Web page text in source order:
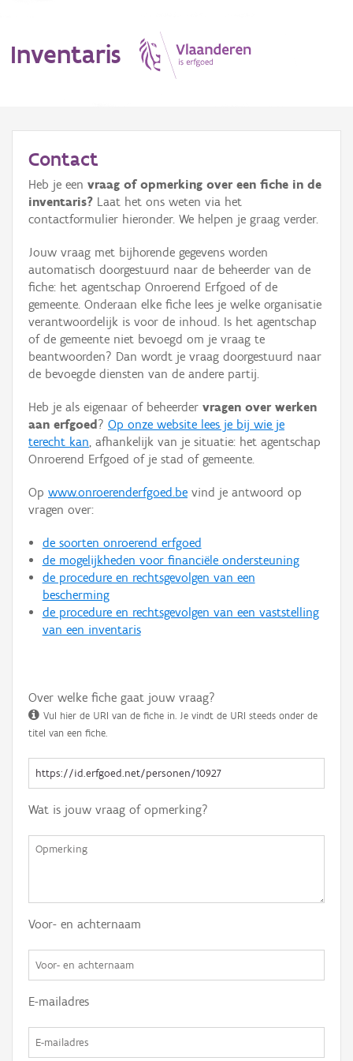
Inventaris
Erfgoedobject
Aanduidingsobject
Waarneming
Thema
Gebeurtenis
Persoon of collectief
Hergebruik
Aanmelden
Contact
Heb je een vraag of opmerking over een fiche in de
inventaris? Laat het ons weten via het
contactformulier hieronder. We helpen je graag verder.
Jouw vraag met bijhorende gegevens worden
automatisch doorgestuurd naar de beheerder van de
fiche: het agentschap Onroerend Erfgoed of de
gemeente. Onderaan elke fiche lees je welke organisatie
verantwoordelijk is voor de inhoud. Is het agentschap
of de gemeente niet bevoegd om je vraag te
beantwoorden? Dan wordt je vraag doorgestuurd naar
de bevoegde diensten van de andere partij.
Heb je als eigenaar of beheerder vragen over werken
aan erfgoed ? Op onze website lees je bij wie je
terecht kan, afhankelijk van je situatie: het agentschap
Onroerend Erfgoed of je stad of gemeente.
Op www.onroerenderfgoed.be vind je antwoord op
vragen over:
de soorten onroerend erfgoed
de mogelijkheden voor financiële ondersteuning
de procedure en rechtsgevolgen van een
bescherming
de procedure en rechtsgevolgen van een vaststelling
van een inventaris
Over welke fiche gaat jouw vraag?
Vul hier de URI van de fiche in. Je vindt de URI steeds onder de
titel van een fiche.
Wat is jouw vraag of opmerking?
Voor- en achternaam
E-mailadres